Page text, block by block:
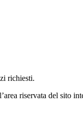
richiesti.
riservata del sito